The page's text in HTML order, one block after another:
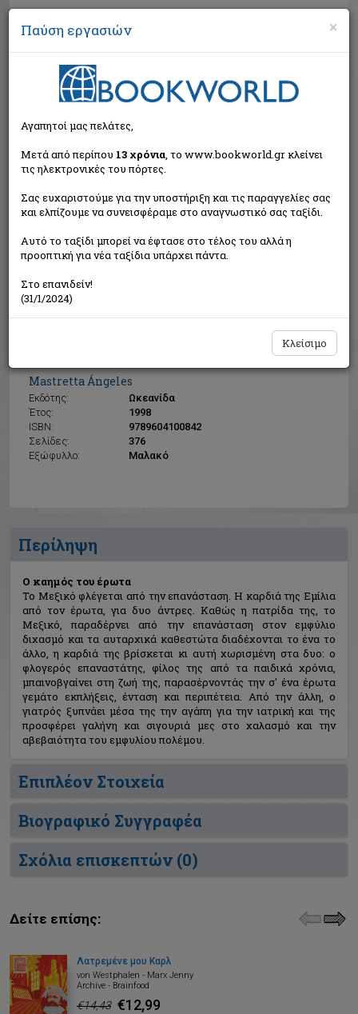
Αναζήτηση
Mastretta Ángeles
Εκδότης:
Ωκεανίδα
Έτος:
1998
ISBN:
9789604100842
Σελίδες:
376
Εξώφυλλο:
Μαλακό
Εξαντλημένο από τον
εκδότη
Περίληψη
Ο καημός του έρωτα
Το Μεξικό φλέγεται από την επανάσταση. Η καρδιά της Εμίλια
από τον έρωτα, για δυο άντρες. Καθώς η πατρίδα της, το
Μεξικό, παραδέρνει από την επανάσταση στον εμφύλιο
διχασμό και τα αυταρχικά καθεστώτα διαδέχονται το ένα το
άλλο, η καρδιά της βρίσκεται κι αυτή χωρισμένη στα δυο: ο
φλογερός επαναστάτης, φίλος της από τα παιδικά χρόνια,
μπαινοβγαίνει στη ζωή της, παρασέρνοντάς την σ' ένα έρωτα
γεμάτο εκπλήξεις, ένταση και περιπέτεια. Από την άλλη, ο
γιατρός ξυπνάει μέσα της την αγάπη για την ιατρική και της
προσφέρει γαλήνη και σιγουριά μες στο χαλασμό και την
αβεβαιότητα του εμφυλίου πολέμου.
Επιπλέον Στοιχεία
Βιογραφικό Συγγραφέα
Σχόλια επισκεπτών (0)
Δείτε επίσης:
Λατρεμένε μου Καρλ
von Westphalen - Marx Jenny
Archive - Brainfood
€14,43 €12,99
×
Παύση εργασιών
Αγαπητοί μας πελάτες,
Μετά από περίπου 13 χρόνια, το www.bookworld.gr κλείνει
τις ηλεκτρονικές του πόρτες.
Σας ευχαριστούμε για την υποστήριξη και τις παραγγελίες σας
και ελπίζουμε να συνεισφέραμε στο αναγνωστικό σας ταξίδι.
Αυτό το ταξίδι μπορεί να έφτασε στο τέλος του αλλά η
προοπτική για νέα ταξίδια υπάρχει πάντα.
Στο επανιδείν!
(31/1/2024)
Κλείσιμο